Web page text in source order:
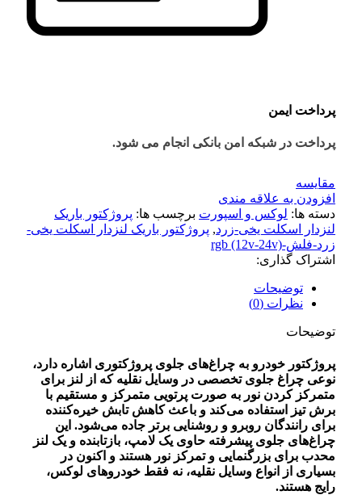
پرداخت ایمن
پرداخت در شبکه امن بانکی انجام می شود.
مقايسه
افزودن به علاقه مندی
دسته ها: لوکس و اسپورت برچسب ها: پروژکتور باریک
لنزدار اسکلت یخی-زرد, پروژکتور باریک لنزدار اسکلت یخی-
زرد-فلش-rgb (12v-24v)
اشتراک گذاری:
توضیحات
نظرات (0)
توضیحات
پروژکتور خودرو به چراغ‌های جلوی پروژکتوری اشاره دارد،
نوعی چراغ جلوی تخصصی در وسایل نقلیه که از لنز برای
متمرکز کردن نور به صورت پرتویی متمرکز و مستقیم با
برش تیز استفاده می‌کند و باعث کاهش تابش خیره‌کننده
برای رانندگان روبرو و روشنایی برتر جاده می‌شود. این
چراغ‌های جلوی پیشرفته حاوی یک لامپ، بازتابنده و یک لنز
محدب برای بزرگنمایی و تمرکز نور هستند و اکنون در
بسیاری از انواع وسایل نقلیه، نه فقط خودروهای لوکس،
رایج هستند.